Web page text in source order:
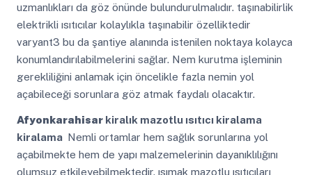
uzmanlıkları da göz önünde bulundurulmalıdır. taşınabilirlik
elektrikli ısıtıcılar kolaylıkla taşınabilir özelliktedir
varyant3 bu da şantiye alanında istenilen noktaya kolayca
konumlandırılabilmelerini sağlar. Nem kurutma işleminin
gerekliliğini anlamak için öncelikle fazla nemin yol
açabileceği sorunlara göz atmak faydalı olacaktır.
Afyonkarahisarkiralık mazotlu ısıtıcı kiralama
kiralama Nemli ortamlar hem sağlık sorunlarına yol
açabilmekte hem de yapı malzemelerinin dayanıklılığını
olumsuz etkileyebilmektedir. ısımak mazotlu ısıtıcıları